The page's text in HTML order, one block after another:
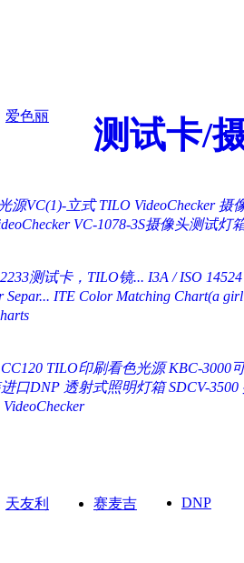
爱色丽 测试卡/
源VC(1)-立式 TILO VideoChecker 摄
VC-1078-3S摄像头测试灯
测试卡，TILO镜... I3A / ISO
ITE Color Matching Chart(a
TILO印刷看色光源 KBC-3000
口DNP 透射式照明灯箱 SDCV-3500
天友利 赛麦吉 DNP